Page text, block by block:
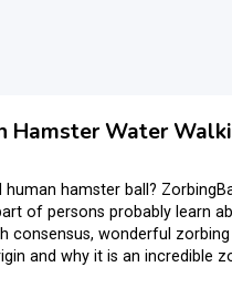
Hamster Water
hamster ball?
of persons probably learn
consensus, wonderful
and why it is an incredible